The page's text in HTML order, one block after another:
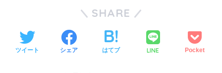
SHARE
ツイート シェア はてブ LINE Pocket